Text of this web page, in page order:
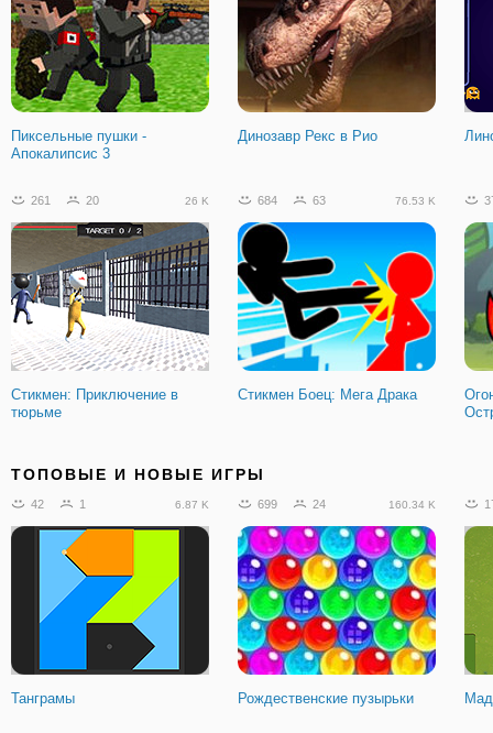
Пиксельные пушки -
Апокалипсис 3
Динозавр Рекс в Рио
261 20 26 K
Стикмен: Приключение в
тюрьме
684 63 76.53 K
Стикмен Боец: Мега Драка
Симулятор Внедорожника
ТОПОВЫЕ И НОВЫЕ ИГРЫ
42 1 6.87 K
Танграмы
699 24 160.34 K
Рождественские пузырьки